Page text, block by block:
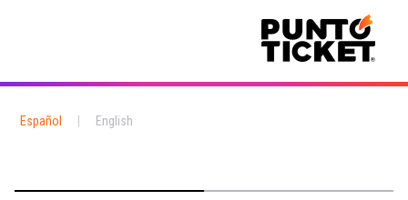
Español English